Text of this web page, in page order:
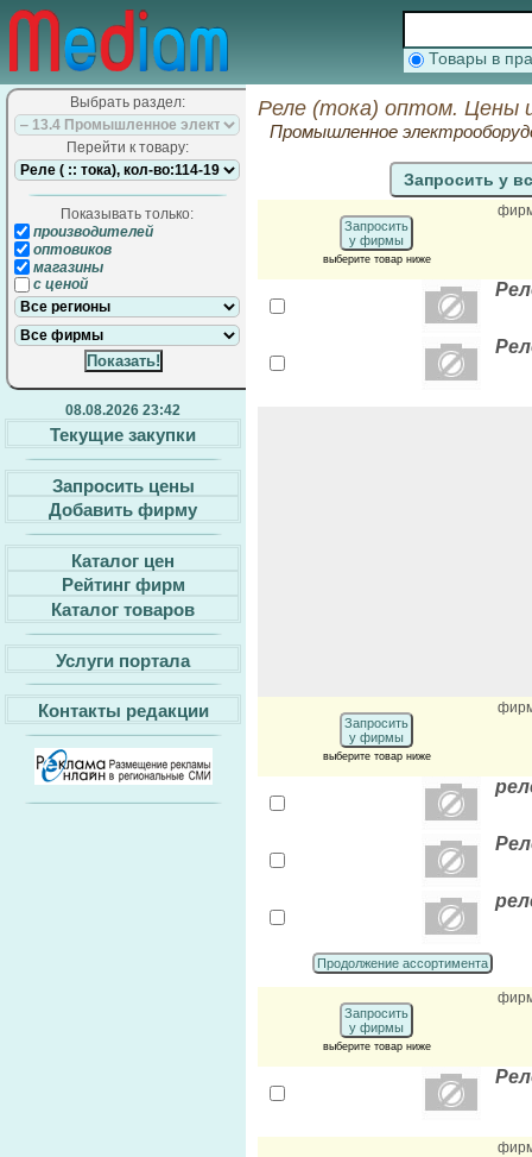
Товары в
Выбрать раздел:
Перейти к товару:
Показывать только:
производителей
оптовиков
магазины
с ценой
08.08.2026 23:42
Текущие закупки
Запросить цены
Добавить фирму
Каталог цен
Рейтинг фирм
Каталог товаров
Услуги портала
Контакты редакции
Реле (тока) оптом. Цены
Промышленное
Запросить у
Запросить
у фирмы
выберите товар ниже
Запросить
у фирмы
выберите товар ниже
Продолжение ассортимента
Запросить
у фирмы
выберите товар ниже